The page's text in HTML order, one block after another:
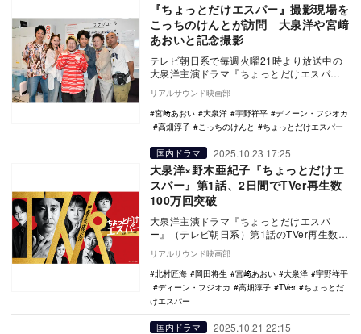
『ちょっとだけエスパー』撮影現場を
こっちのけんとが訪問 大泉洋や宮﨑
あおいと記念撮影
テレビ朝日系で毎週火曜21時より放送中の
大泉洋主演ドラマ『ちょっとだけエスパ
ー』の撮影現場を、主題歌「わたくしご
と」を担当するこ…
リアルサウンド映画部
宮﨑あおい
大泉洋 宇野祥平
ディーン・フジオカ
高畑淳子
こっちのけんと ちょっとだけエスパー
国内ドラマ 2025.10.23 17:25
大泉洋×野木亜紀子『ちょっとだけエ
スパー』第1話、2日間でTVer再生数
100万回突破
大泉洋主演ドラマ『ちょっとだけエスパ
ー』（テレビ朝日系）第1話のTVer再生数が
100万回を突破した。（※） TVerで『ちょ…
リアルサウンド映画部
北村匠海
岡田将生 宮﨑あおい 大泉洋
宇野祥平
ディーン・フジオカ
高畑淳子 TVer
ちょっとだ
けエスパー
国内ドラマ 2025.10.21 22:15